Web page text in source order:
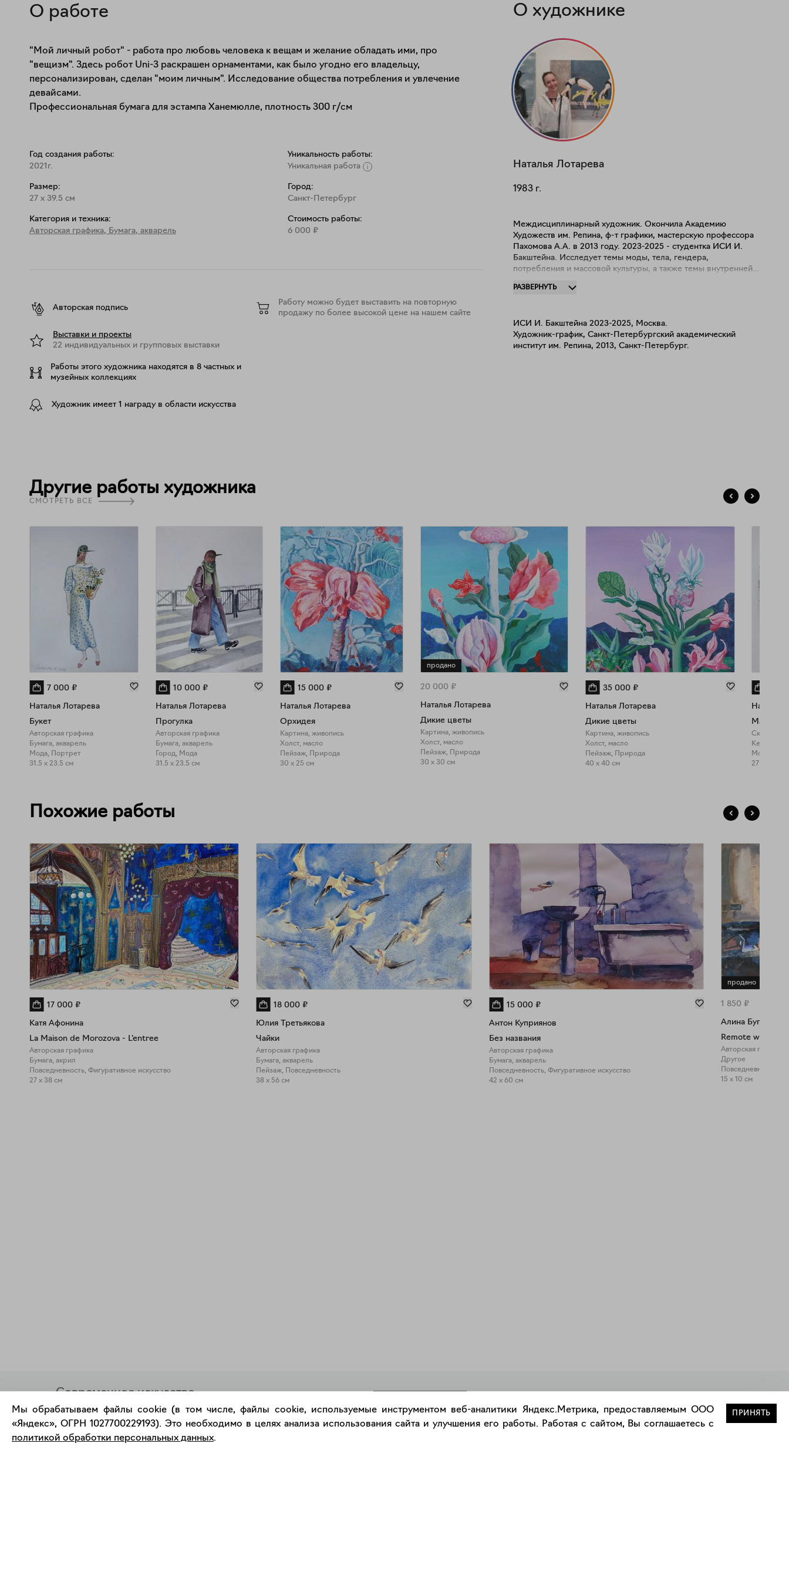
О работе
"Мой личный робот" - работа про любовь человека к вещам и желание обладать ими, про
"вещизм". Здесь робот Uni-3 раскрашен орнаментами, как было угодно его владельцу,
персонализирован, сделан "моим личным". Исследование общества потребления и увлечение
девайсами.
Профессиональная бумага для эстампа Ханемюлле, плотность 300 г/см
Год создания работы:
2021г.
Размер:
27 x 39.5 см
Категория и техника:
Авторская графика, Бумага, акварель
Уникальность работы:
Уникальная работа
Город:
Санкт-Петербург
Стоимость работы:
6 000 ₽
Авторская подпись
Выставки и проекты
22 индивидуальных и групповых выставки
Работы этого художника находятся в 8 частных и
музейных коллекциях
Художник имеет 1 награду в области искусства
Работу можно будет выставить на повторную
продажу по более высокой цене на нашем сайте
О художнике
Наталья Лотарева
1983 г.
Междисциплинарный художник. Окончила Академию
Художеств им. Репина, ф-т графики, мастерскую профессора
Пахомова А.А. в 2013 году. 2023-2025 - студентка ИСИ И.
Бакштейна. Исследует темы моды, тела, гендера,
потребления и массовой культуры, а также темы внутренней
специфик работы. Работает в живописи, графике и текстиле.
РАЗВЕРНУТЬ
ИСИ И. Бакштейна 2023-2025, Москва.
Художник-график, Санкт-Петербургский академический
институт им. Репина, 2013, Санкт-Петербург.
Другие работы художника
СМОТРЕТЬ ВСЕ
7 000 ₽
Наталья Лотарева
Букет
Авторская графика
Бумага, акварель
Мода, Портрет
31.5 x 23.5 см
10 000 ₽
Наталья Лотарева
Прогулка
Авторская графика
Бумага, акварель
Город, Мода
31.5 x 23.5 см
15 000 ₽
Наталья Лотарева
Орхидея
Картина, живопись
Холст, масло
Пейзаж, Природа
30 x 25 см
продано
20 000 ₽
Наталья Лотарева
Дикие цветы
Картина, живопись
Холст, масло
Пейзаж, Природа
30 x 30 см
35 000 ₽
Наталья Лотарева
Дикие цветы
Картина, живопись
Холст, масло
Пейзаж, Природа
40 x 40 см
Наталья
Маска
Керамика,
Мода,
27 x 22 см
Похожие работы
17 000 ₽
Катя Афонина
La Maison de Morozova - L'entree
Авторская графика
Бумага, акрил
Повседневность, Фигуративное искусство
27 x 38 см
18 000 ₽
Юлия Третьякова
Чайки
Авторская графика
Бумага, акварель
Пейзаж, Повседневность
38 x 56 см
15 000 ₽
Антон Куприянов
Без названия
Авторская графика
Бумага, акварель
Повседневность, Фигуративное искусство
42 x 60 см
продано
1 850 ₽
Алина Буглеева
Remote work
Авторская графика
Другое
15 x 10 см
Современное искусство
онлайн
Мы обрабатываем файлы cookie (в том числе, файлы cookie, используемые инструментом веб-аналитики Яндекс.Метрика, предоставляемым ООО
«Яндекс», ОГРН 1027700229193). Это необходимо в целях анализа использования сайта и улучшения его работы. Работая с сайтом, Вы соглашаетесь с
политикой обработки персональных данных.
ПРИНЯТЬ